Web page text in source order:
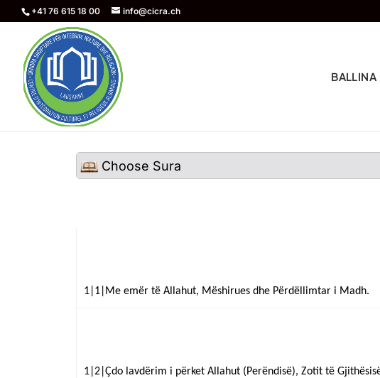
+41 76 615 18 00 info@cicra.ch
BALLINA
Choose Sura
1|1|Me emër të Allahut, Mëshirues dhe Përdëllimtar i Madh.
1|2|Çdo lavdërim i përket Allahut (Perëndisë), Zotit të